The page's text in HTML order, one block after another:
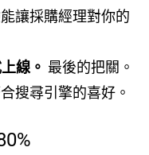
讓採購經理對你的
線。 最後的把關。
搜尋引擎的喜好。